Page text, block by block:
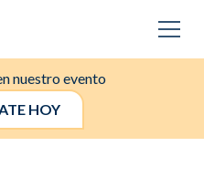
nuestro evento
HOY